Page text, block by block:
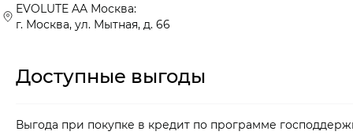
EVOLUTE AA Москва:
г. Москва, ул. Мытная, д. 66
Доступные выгоды
Выгода при покупке в кредит по программе